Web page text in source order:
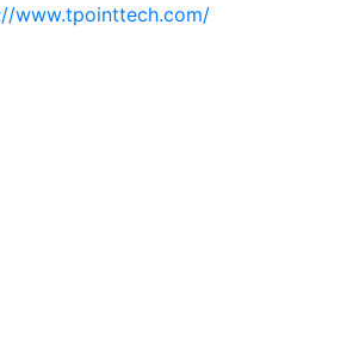
www.tpointtech.com/